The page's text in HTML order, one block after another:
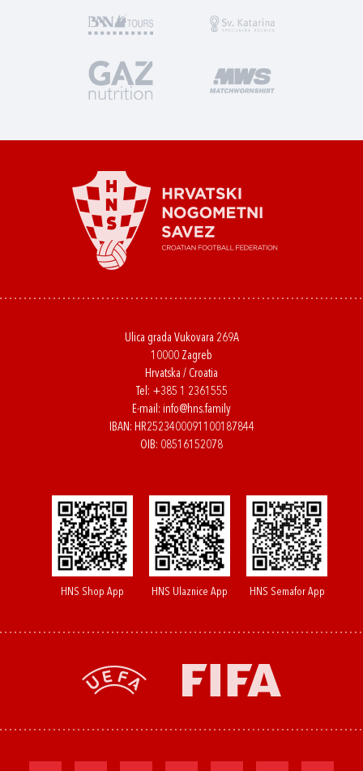
Ulica grada Vukovara 269A
10000 Zagreb
Hrvatska / Croatia
Tel: +385 1 2361555
E-mail: info@hns.family
IBAN: HR2523400091100187844
OIB: 08516152078
HNS Shop App HNS Ulaznice App HNS Semafor App